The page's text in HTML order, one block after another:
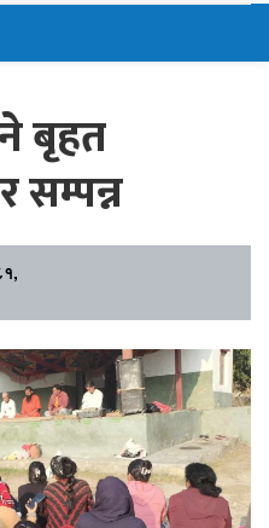
बृहत
सम्पन्न